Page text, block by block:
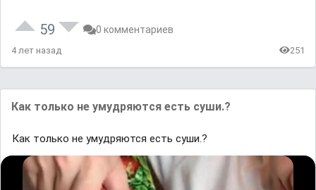
59 0 комментариев
4 лет назад 251
Как только не умудряются есть суши.?
Как только не умудряются есть суши.?